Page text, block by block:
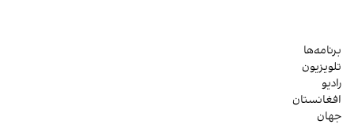
برنامه‌ها
تلویزیون
رادیو
افغانستان
جهان